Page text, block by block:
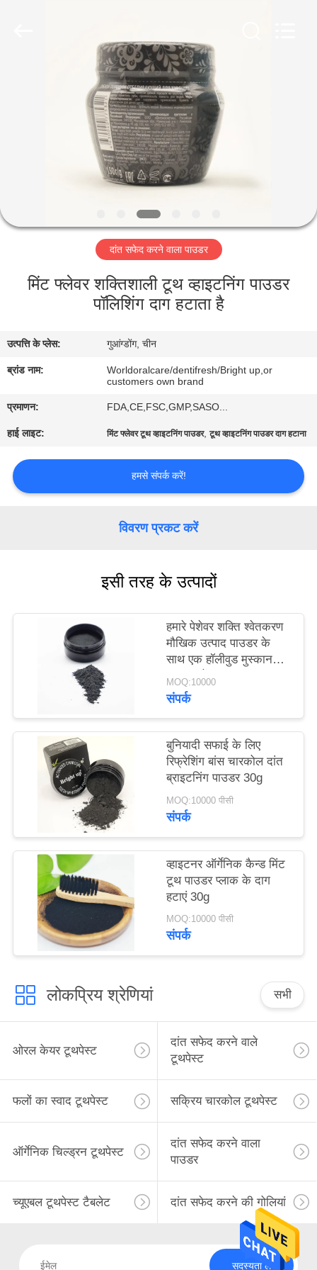
हमारे
बारे
गुणवत्ता
नियंत्रण
संपर्क
करें
करें
गोपनीयता
दांत सफेद करने वाला पाउडर
मिंट फ्लेवर शक्तिशाली टूथ व्हाइटनिंग पाउडर
पॉलिशिंग दाग हटाता है
उत्पत्ति के प्लेस: गुआंग्डोंग, चीन
ब्रांड नाम:
Worldoralcare/dentifresh/Bright up,or
customers own brand
प्रमाणन: FDA,CE,FSC,GMP,SASO...
हाई लाइट: मिंट फ्लेवर टूथ व्हाइटनिंग पाउडर,टूथ व्हाइटनिंग पाउडर दाग हटाना
हमसे संपर्क करें!
विवरण प्रकट करें
इसी तरह के उत्पादों
हमारे पेशेवर शक्ति श्वेतकरण
मौखिक उत्पाद पाउडर के
साथ एक हॉलीवुड मुस्कान
प्राप्त करें
MOQ:10000
संपर्क
बुनियादी सफाई के लिए
रिफ्रेशिंग बांस चारकोल दांत
ब्राइटनिंग पाउडर 30g
MOQ:10000 पीसी
संपर्क
व्हाइटनर ऑर्गेनिक कैन्ड मिंट
टूथ पाउडर प्लाक के दाग
हटाएं 30g
MOQ:10000 पीसी
संपर्क
लोकप्रिय श्रेणियां सभी
ओरल केयर टूथपेस्ट
दांत सफेद करने वाले
टूथपेस्ट
फलों का स्वाद टूथपेस्ट सक्रिय चारकोल टूथपेस्ट
ऑर्गेनिक चिल्ड्रन टूथपेस्ट
दांत सफेद करने वाला
पाउडर
च्यूएबल टूथपेस्ट टैबलेट दांत सफेद करने की गोलियां
सदस्यता लें